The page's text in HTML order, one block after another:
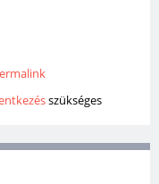
szükséges